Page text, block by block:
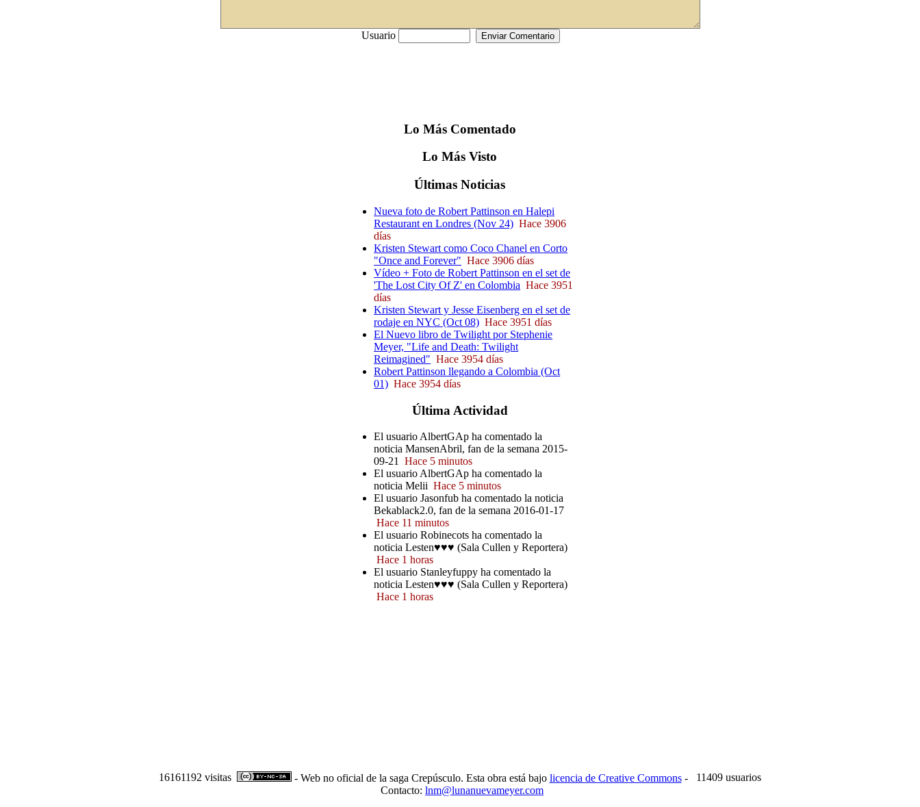
Usuario
Lo MásComentado
LoMás Visto
Últimas Noticias
Nueva foto de Robert Pattinson en Halepi
Restaurant en Londres (Nov 24) Hace 3906
días
Kristen Stewart como Coco Chanel en Corto
"Once and Forever" Hace 3906 días
Vídeo + Foto de Robert Pattinson en el set de
'The Lost City Of Z' en Colombia Hace 3951
días
Kristen Stewart y Jesse Eisenberg en el set de
rodaje en NYC (Oct 08) Hace 3951 días
El Nuevo libro de Twilight por Stephenie
Meyer, "Life and Death: Twilight
Reimagined" Hace 3954 días
Robert Pattinson llegando a Colombia (Oct
01) Hace 3954 días
Última Actividad
El usuario AlbertGAp ha comentado la
noticia MansenAbril, fan de la semana 2015-
09-21
Hace 5 minutos
El usuario AlbertGAp ha comentado la
noticia Melii Hace 5 minutos
El usuario Jasonfub ha comentado la noticia
Bekablack2.0, fan de la semana 2016-01-17
Hace 11 minutos
El usuario Robinecots ha comentado la
noticia Lesten♥♥♥ (Sala Cullen y Reportera)
Hace 1 horas
El usuario Stanleyfuppy ha comentado la
noticia Lesten♥♥♥ (Sala Cullen y Reportera)
Hace 1 horas
16161192 visitas - Web no oficial de la saga Crepúsculo. Esta obra está bajo licencia de Creative Commons-
Contacto: lnm@lunanuevameyer.com
11409 usuarios